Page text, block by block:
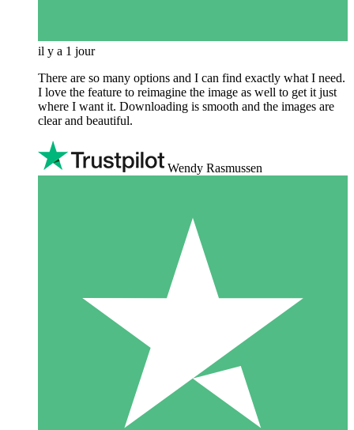
il y a 1 jour
There are so many options and I can find exactly what I need.
I love the feature to reimagine the image as well to get it just
where I want it. Downloading is smooth and the images are
clear and beautiful.
Wendy Rasmussen